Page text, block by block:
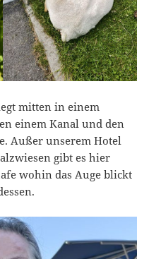
mitten in einem
einem Kanal und den
Außer unserem Hotel
gibt es hier
wohin das Auge blickt